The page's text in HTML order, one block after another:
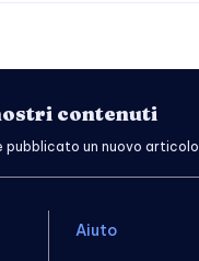
contenuti
pubblicato un nuovo articolo
Aiuto